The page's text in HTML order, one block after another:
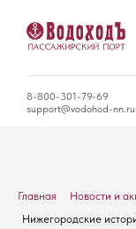
8-800-301-79-69
support@vodohod-nn.ru
Главная
Новости и
Нижегородские